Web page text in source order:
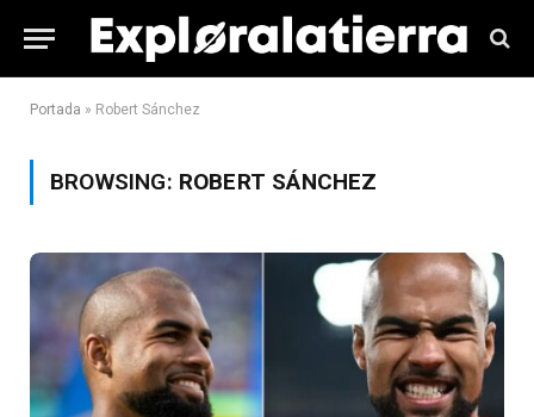
Portada » Robert Sánchez
BROWSING: ROBERT SÁNCHEZ